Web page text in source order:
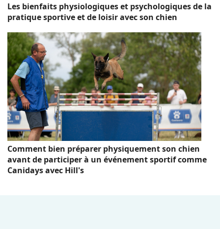
Les bienfaits physiologiques et psychologiques de la
pratique sportive et de loisir avec son chien
Comment bien préparer physiquement son chien
avant de participer à un événement sportif comme
Canidays avec Hill's